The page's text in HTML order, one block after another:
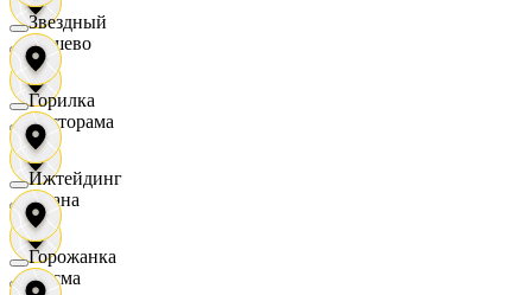
Дёшево
Касторама
Диана
Дисма
Звездный
Горилка
Ижтейдинг
Горожанка